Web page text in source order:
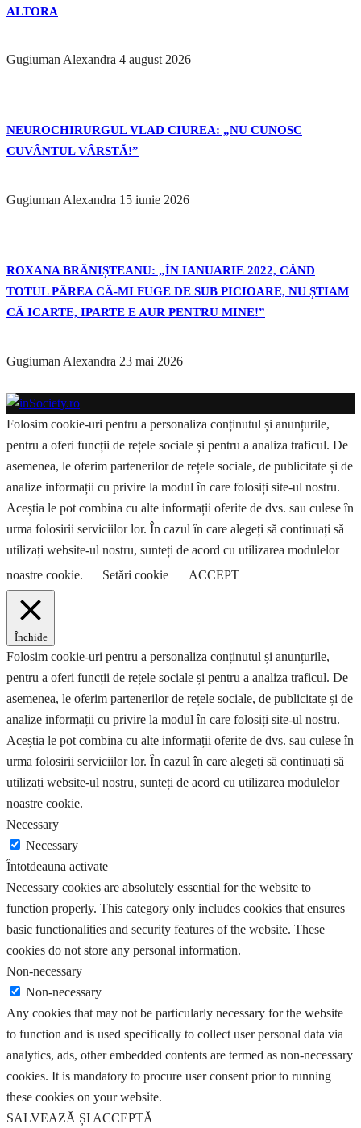
ALTORA
Gugiuman Alexandra 4 august 2026
NEUROCHIRURGUL VLAD CIUREA: „NU CUNOSC
CUVÂNTUL VÂRSTĂ!”
Gugiuman Alexandra 15 iunie 2026
ROXANA BRĂNIȘTEANU: „ÎN IANUARIE 2022, CÂND
TOTUL PĂREA CĂ-MI FUGE DE SUB PICIOARE, NU ȘTIAM
CĂ ICARTE, IPARTE E AUR PENTRU MINE!”
Gugiuman Alexandra 23 mai 2026
Folosim cookie-uri pentru a personaliza conținutul și anunțurile,
pentru a oferi funcții de rețele sociale și pentru a analiza traficul. De
asemenea, le oferim partenerilor de rețele sociale, de publicitate și de
analize informații cu privire la modul în care folosiți site-ul nostru.
Aceștia le pot combina cu alte informații oferite de dvs. sau culese în
urma folosirii serviciilor lor. În cazul în care alegeți să continuați să
utilizați website-ul nostru, sunteți de acord cu utilizarea modulelor
noastre cookie.
Setări cookie ACCEPT
Închide
Folosim cookie-uri pentru a personaliza conținutul și anunțurile,
pentru a oferi funcții de rețele sociale și pentru a analiza traficul. De
asemenea, le oferim partenerilor de rețele sociale, de publicitate și de
analize informații cu privire la modul în care folosiți site-ul nostru.
Aceștia le pot combina cu alte informații oferite de dvs. sau culese în
urma folosirii serviciilor lor. În cazul în care alegeți să continuați să
utilizați website-ul nostru, sunteți de acord cu utilizarea modulelor
noastre cookie.
Necessary
Necessary
Întotdeauna activate
Necessary cookies are absolutely essential for the website to
function properly. This category only includes cookies that ensures
basic functionalities and security features of the website. These
cookies do not store any personal information.
Non-necessary
Non-necessary
Any cookies that may not be particularly necessary for the website
to function and is used specifically to collect user personal data via
analytics, ads, other embedded contents are termed as non-necessary
cookies. It is mandatory to procure user consent prior to running
these cookies on your website.
SALVEAZĂ ȘI ACCEPTĂ